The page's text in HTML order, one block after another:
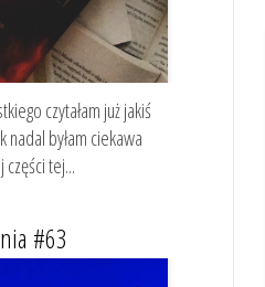
czytałam już jakiś
nadal byłam ciekawa
części tej...
#63